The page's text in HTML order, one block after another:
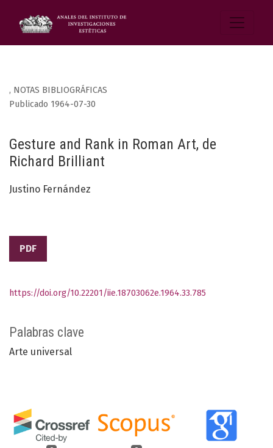
, NOTAS BIBLIOGRÁFICAS
Gesture and Rank in Roman Art, de
Richard Brilliant
Publicado 1964-07-30
Justino Fernández
PDF
Palabras clave
Arte universal
https://doi.org/10.22201/iie.18703062e.1964.33.785